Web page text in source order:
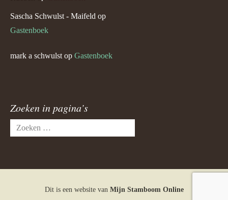
Sascha Schwulst - Maifeld op
Gastenboek
mark a schwulst op Gastenboek
Zoeken in pagina’s
Zoeken
naar:
Dit is een website van Mijn Stamboom Online